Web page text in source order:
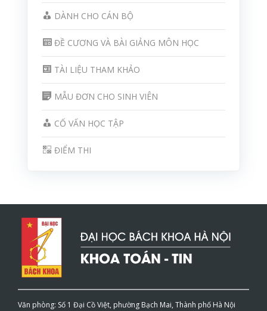
DÀNH CHO CÁN BỘ
ĐỀ CƯƠNG VÀ BÀI GIẢNG MÔN HỌC
TÀI LIỆU THAM KHẢO
MẪU ĐƠN CHO SINH VIÊN
CỐ VẤN HỌC TẬP
ĐIỂM THI
Văn phòng: Số 1 Đại Cồ Việt, phường Bạch Mai, Thành phố Hà Nội